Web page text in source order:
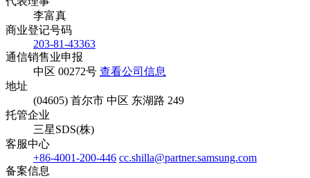
李富真
商业登记号码
203-81-43363
通信销售业申报
中区 00272号 查看公司信息
地址
(04605) 首尔市 中区 东湖路 249
托管企业
三星SDS(株)
客服中心
+86-4001-200-446 cc.shilla@partner.samsung.com
备案信息